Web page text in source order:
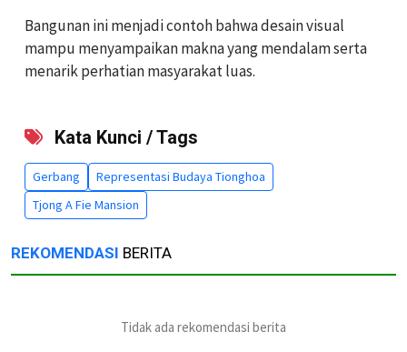
Bangunan ini menjadi contoh bahwa desain visual
mampu menyampaikan makna yang mendalam serta
menarik perhatian masyarakat luas.
Kata Kunci / Tags
Gerbang
Representasi Budaya Tionghoa
Tjong A Fie Mansion
REKOMENDASI BERITA
Tidak ada rekomendasi berita